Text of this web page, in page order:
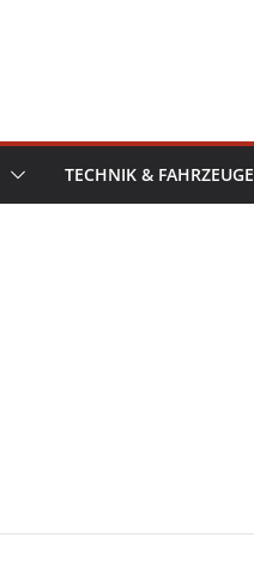
TECHNIK & FAHRZEUGE